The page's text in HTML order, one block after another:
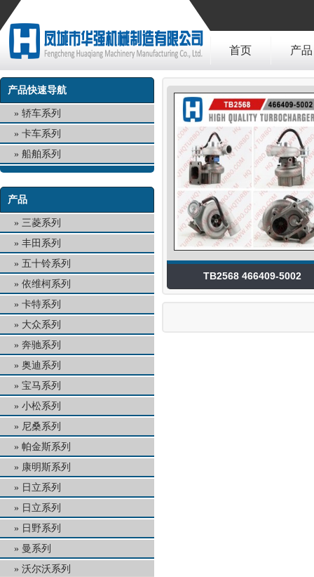
首页 产品
产品快速导航
轿车系列
卡车系列
船舶系列
产品
三菱系列
丰田系列
五十铃系列
依维柯系列
卡特系列
大众系列
奔驰系列
奥迪系列
宝马系列
小松系列
尼桑系列
帕金斯系列
康明斯系列
日立系列
日立系列
日野系列
曼系列
沃尔沃系列
TB2568 466409-5002